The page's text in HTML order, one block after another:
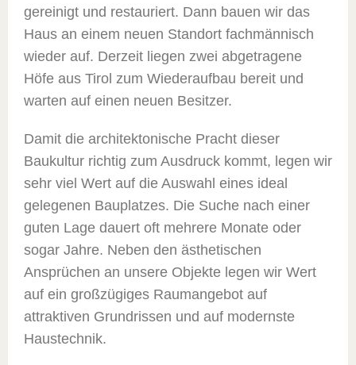
gereinigt und restauriert. Dann bauen wir das
Haus an einem neuen Standort fachmännisch
wieder auf. Derzeit liegen zwei abgetragene
Höfe aus Tirol zum Wiederaufbau bereit und
warten auf einen neuen Besitzer.
Damit die architektonische Pracht dieser
Baukultur richtig zum Ausdruck kommt, legen wir
sehr viel Wert auf die Auswahl eines ideal
gelegenen Bauplatzes. Die Suche nach einer
guten Lage dauert oft mehrere Monate oder
sogar Jahre. Neben den ästhetischen
Ansprüchen an unsere Objekte legen wir Wert
auf ein großzügiges Raumangebot auf
attraktiven Grundrissen und auf modernste
Haustechnik.